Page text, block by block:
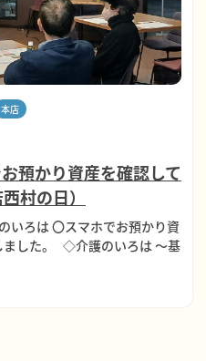
本店
預かり資産を確認して
村の日）
ろは 〇スマホでお預かり資
ました。 ◇介護のいろは ～基